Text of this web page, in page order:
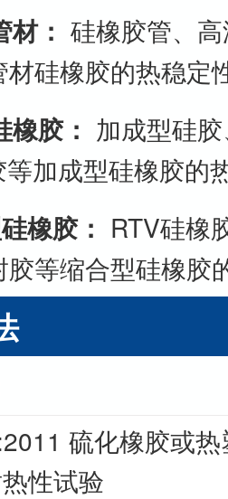
： 硅橡胶管、
材硅橡胶的热稳定
胶： 加成型硅
加成型硅橡胶的
橡胶： RTV硅橡
等缩合型硅橡胶
硫化橡胶或
性试验